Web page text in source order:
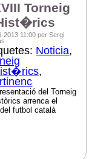
Torneig
2013 11:00 per Sergi
Noticia,
,
del Torneig
arrenca el
futbol català